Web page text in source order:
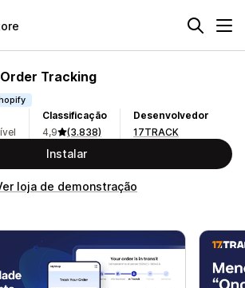
Order Tracking
Classificação
4,9
(3.838)
Desenvolvedor
17TRACK
Instalar
loja de demonstração